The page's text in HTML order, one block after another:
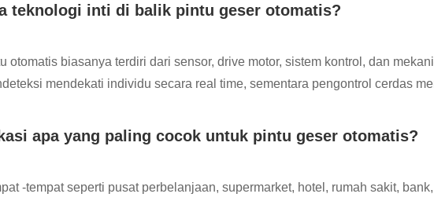
teknologi inti di balik pintu geser otomatis?
otomatis biasanya terdiri dari sensor, drive motor, sistem kontrol, dan
mendekati individu secara real time, sementara pengontrol cerdas
apa yang paling cocok untuk pintu geser otomatis?
-tempat seperti pusat perbelanjaan, supermarket, hotel, rumah sakit,